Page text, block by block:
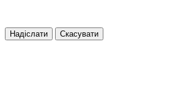
Надіслати Скасувати